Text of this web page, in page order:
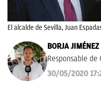
El alcalde de Sevilla, Juan
BORJA JIMÉNEZ
Responsable de
30/05/2020